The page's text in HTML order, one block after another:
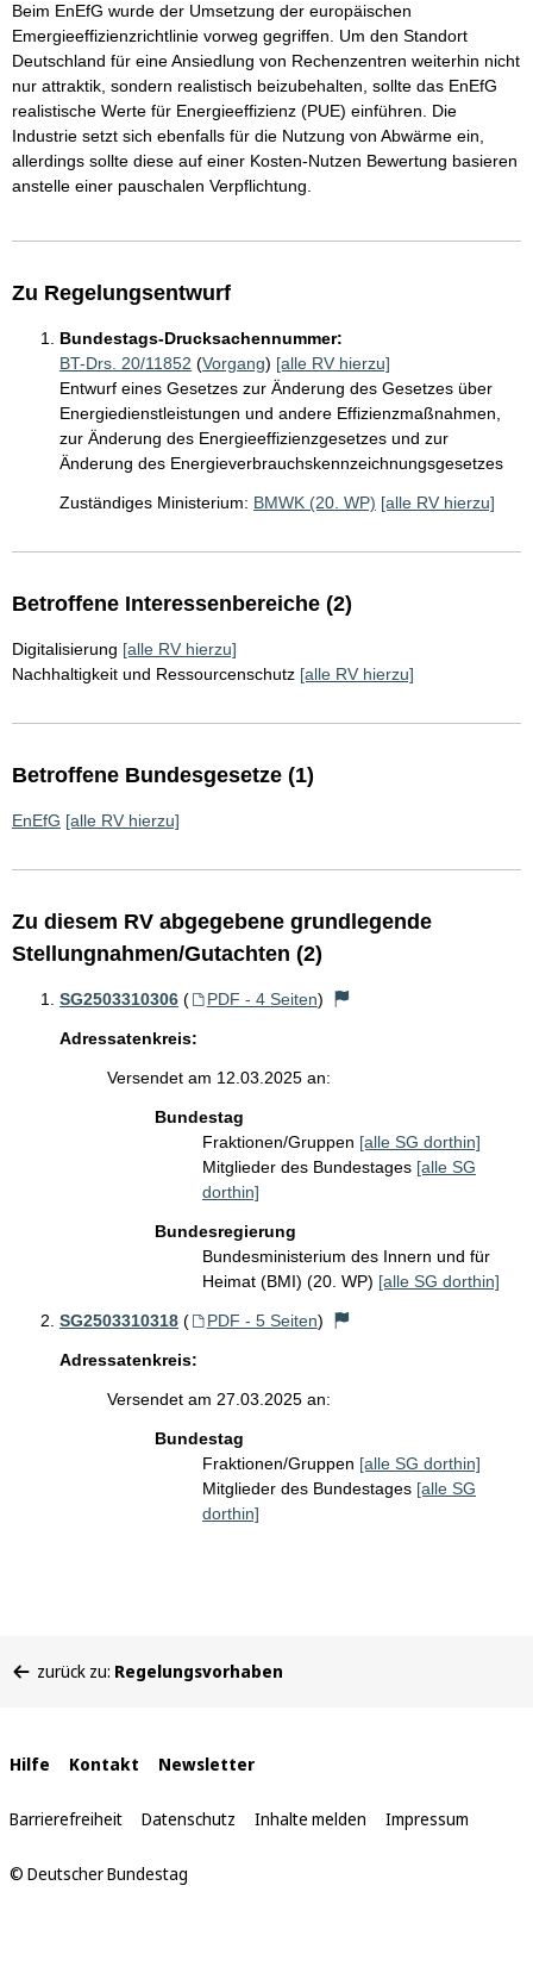
Beim EnEfG wurde der Umsetzung der europäischen
Emergieeffizienzrichtlinie vorweg gegriffen. Um den Standort
Deutschland für eine Ansiedlung von Rechenzentren weiterhin nicht
nur attraktik, sondern realistisch beizubehalten, sollte das EnEfG
realistische Werte für Energieeffizienz (PUE) einführen. Die
Industrie setzt sich ebenfalls für die Nutzung von Abwärme ein,
allerdings sollte diese auf einer Kosten-Nutzen Bewertung basieren
anstelle einer pauschalen Verpflichtung.
Zu Regelungsentwurf
Bundestags-Drucksachennummer:
BT-Drs. 20/11852 (Vorgang) [alle RV hierzu]
Entwurf eines Gesetzes zur Änderung des Gesetzes über
Energiedienstleistungen und andere Effizienzmaßnahmen,
zur Änderung des Energieeffizienzgesetzes und zur
Änderung des Energieverbrauchskennzeichnungsgesetzes
Zuständiges Ministerium: BMWK (20. WP) [alle RV hierzu]
Betroffene Interessenbereiche (2)
Digitalisierung [alle RV hierzu]
Nachhaltigkeit und Ressourcenschutz [alle RV hierzu]
Betroffene Bundesgesetze (1)
EnEfG [alle RV hierzu]
Zu diesem RV abgegebene grundlegende
Stellungnahmen/Gutachten (2)
SG2503310306 ( PDF - 4 Seiten)
Adressatenkreis:
Versendet am 12.03.2025 an:
Bundestag
Fraktionen/Gruppen [alle SG dorthin]
Mitglieder des Bundestages [alle SG
dorthin]
Bundesregierung
Bundesministerium des Innern und für
Heimat (BMI) (20. WP) [alle SG dorthin]
SG2503310318 ( PDF - 5 Seiten)
Adressatenkreis:
Versendet am 27.03.2025 an:
Bundestag
Fraktionen/Gruppen [alle SG dorthin]
Mitglieder des Bundestages [alle SG
dorthin]
befinden
zurück zu: Regelungsvorhaben
Interne
Links
Hilfe Kontakt Newsletter
Barrierefreiheit Datenschutz Inhalte melden Impressum
© Deutscher Bundestag